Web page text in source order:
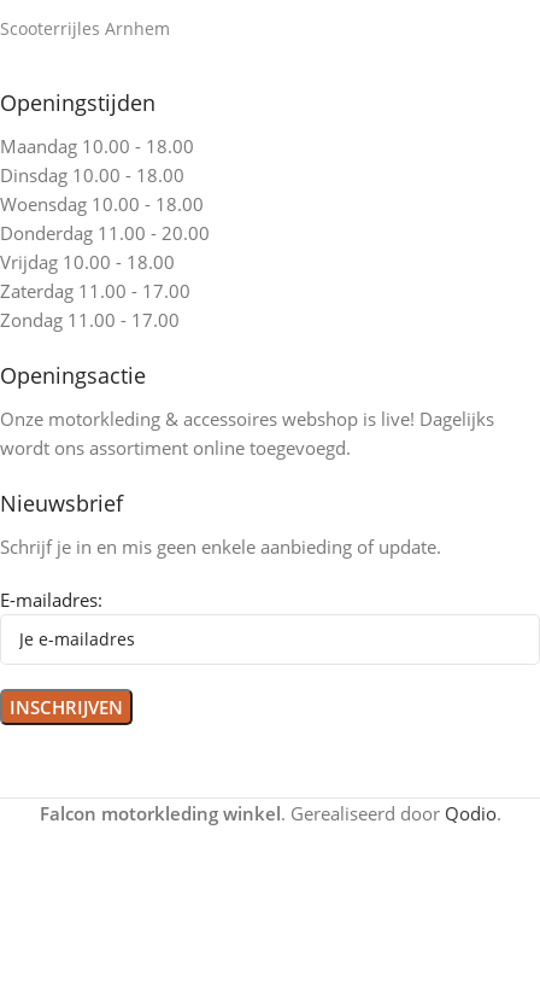
Scooterrijles Arnhem
Openingstijden
Maandag 10.00 - 18.00
Dinsdag 10.00 - 18.00
Woensdag 10.00 - 18.00
Donderdag 11.00 - 20.00
Vrijdag 10.00 - 18.00
Zaterdag 11.00 - 17.00
Zondag 11.00 - 17.00
Openingsactie
Onze motorkleding & accessoires webshop is live! Dagelijks
wordt ons assortiment online toegevoegd.
Nieuwsbrief
Schrijf je in en mis geen enkele aanbieding of update.
E-mailadres:
Falcon motorkleding winkel. Gerealiseerd door Qodio.